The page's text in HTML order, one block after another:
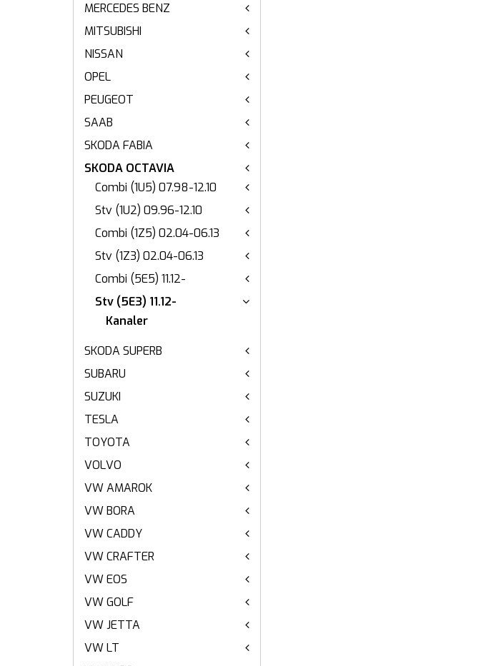
MERCEDES BENZ
MITSUBISHI
NISSAN
OPEL
PEUGEOT
SAAB
SKODA FABIA
SKODA OCTAVIA
Combi (1U5) 07.98-12.10
Stv (1U2) 09.96-12.10
Combi (1Z5) 02.04-06.13
Stv (1Z3) 02.04-06.13
Combi (5E5) 11.12-
Stv (5E3) 11.12-
Kanaler
SKODA SUPERB
SUBARU
SUZUKI
TESLA
TOYOTA
VOLVO
VW AMAROK
VW BORA
VW CADDY
VW CRAFTER
VW EOS
VW GOLF
VW JETTA
VW LT